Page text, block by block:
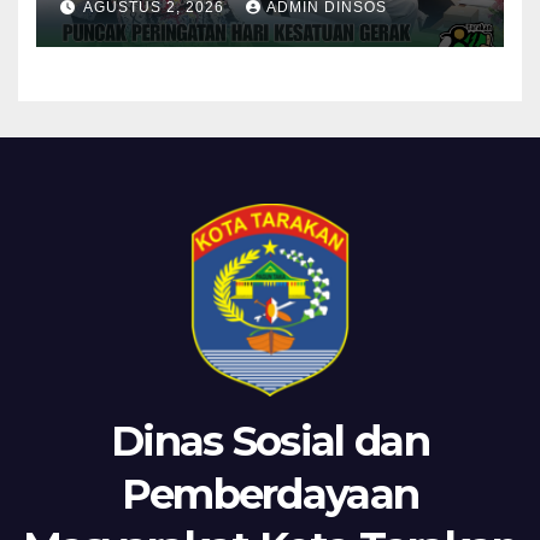
Kota Tarakan
AGUSTUS 2, 2026 ADMIN DINSOS
Dinas Sosial dan
Pemberdayaan